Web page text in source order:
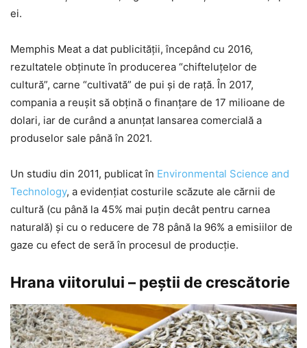
ei.
Memphis Meat a dat publicităţii, începând cu 2016,
rezultatele obţinute în producerea “chifteluţelor de
cultură”, carne “cultivată” de pui şi de raţă. În 2017,
compania a reuşit să obţină o finanţare de 17 milioane de
dolari, iar de curând a anunţat lansarea comercială a
produselor sale până în 2021.
Un studiu din 2011, publicat în Environmental Science and
Technology, a evidenţiat costurile scăzute ale cărnii de
cultură (cu până la 45% mai puţin decât pentru carnea
naturală) şi cu o reducere de 78 până la 96% a emisiilor de
gaze cu efect de seră în procesul de producţie.
Hrana viitorului – peştii de crescătorie